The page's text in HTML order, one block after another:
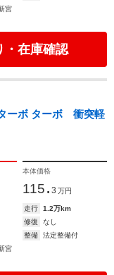
宮
・在庫確認
ーボ ターボ 衝突軽
本体価格
115. 3 万円
走行
1.2万km
修復
なし
整備 法定整備付
宮